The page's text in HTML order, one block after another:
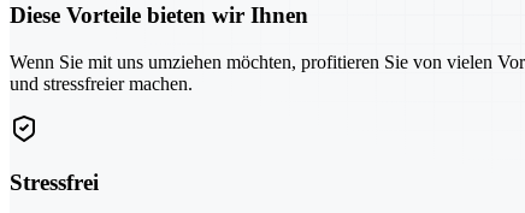
Diese Vorteile bieten wir Ihnen
Wenn Sie mit uns umziehen möchten, profitieren Sie von vielen
und stressfreier machen.
Stressfrei